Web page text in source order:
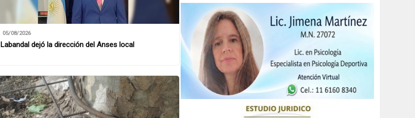
05/08/2026
Labandal dejó la dirección del Anses local